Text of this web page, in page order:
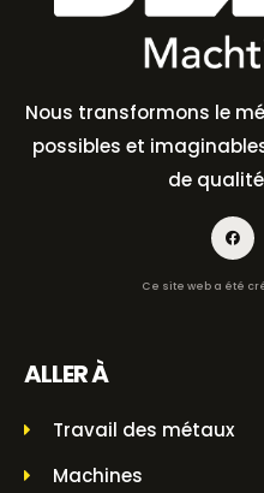
Nous transformons le
possibles et
de
Ce site web a été
ALLER À
Travail des métaux
Machines